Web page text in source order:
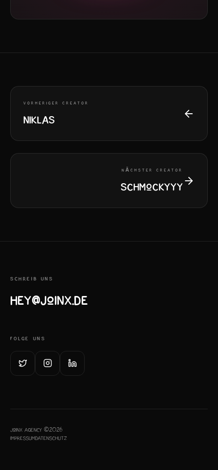
VORHERIGER CREATOR
Niklas
NÄCHSTER CREATOR
SChmockyyy
SCHREIB UNS
hey@joinx.de
FOLGE UNS
JoinX Agency ©2026
ImpressumDatenschutz